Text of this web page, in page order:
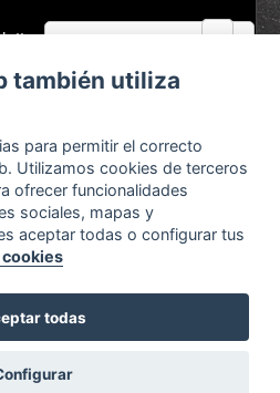
Timeline
Bibliography
las diferencias en
es posible
también utiliza
para permitir el correcto
Utilizamos cookies de terceros
ofrecer funcionalidades
sociales, mapas y
aceptar todas o configurar tus
cookies
todas